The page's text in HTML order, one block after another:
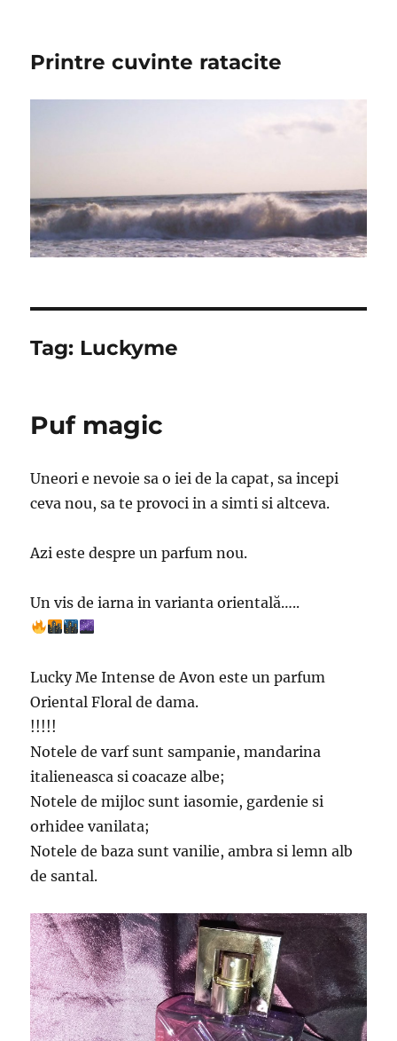
Printre cuvinte ratacite
Tag: Luckyme
Puf magic
Uneori e nevoie sa o iei de la capat, sa incepi
ceva nou, sa te provoci in a simti si altceva.
Azi este despre un parfum nou.
Un vis de iarna in varianta orientală…..
Lucky Me Intense de Avon este un parfum
Oriental Floral de dama.
!!!!!
Notele de varf sunt sampanie, mandarina
italieneasca si coacaze albe;
Notele de mijloc sunt iasomie, gardenie si
orhidee vanilata;
Notele de baza sunt vanilie, ambra si lemn alb
de santal.